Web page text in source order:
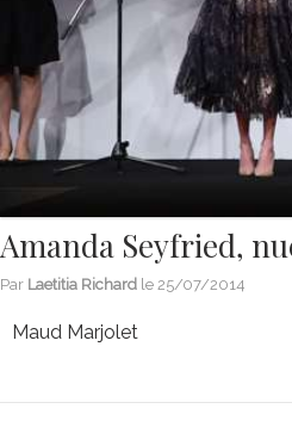
Amanda Seyfried,
Par Laetitia Richard le 25/07/2014
Maud Marjolet